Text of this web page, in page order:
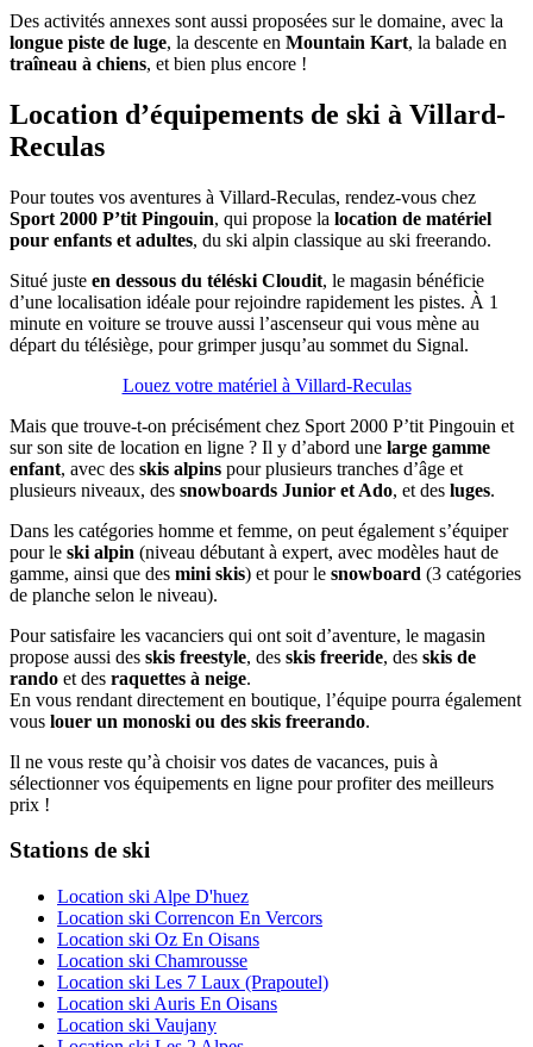
Des activités annexes sont aussi proposées sur le domaine, avec la
longue piste de luge, la descente en Mountain Kart, la balade en
traîneau à chiens, et bien plus encore !
Location d’équipements de ski à Villard-
Reculas
Pour toutes vos aventures à Villard-Reculas, rendez-vous chez
Sport 2000 P’tit Pingouin, qui propose la location de matériel
pour enfants et adultes, du ski alpin classique au ski freerando.
Situé juste en dessous du téléski Cloudit, le magasin bénéficie
d’une localisation idéale pour rejoindre rapidement les pistes. À 1
minute en voiture se trouve aussi l’ascenseur qui vous mène au
départ du télésiège, pour grimper jusqu’au sommet du Signal.
Louez votre matériel à Villard-Reculas
Mais que trouve-t-on précisément chez Sport 2000 P’tit Pingouin et
sur son site de location en ligne ? Il y d’abord une large gamme
enfant, avec des skis alpins pour plusieurs tranches d’âge et
plusieurs niveaux, des snowboards Junior et Ado, et des luges.
Dans les catégories homme et femme, on peut également s’équiper
pour le ski alpin (niveau débutant à expert, avec modèles haut de
gamme, ainsi que des mini skis) et pour le snowboard (3 catégories
de planche selon le niveau).
Pour satisfaire les vacanciers qui ont soit d’aventure, le magasin
propose aussi des skis freestyle, des skis freeride, des skis de
rando et des raquettes à neige.
En vous rendant directement en boutique, l’équipe pourra également
vous louer un monoski ou des skis freerando.
Il ne vous reste qu’à choisir vos dates de vacances, puis à
sélectionner vos équipements en ligne pour profiter des meilleurs
prix !
Stations de ski
Location ski Alpe D'huez
Location ski Correncon En Vercors
Location ski Oz En Oisans
Location ski Chamrousse
Location ski Les 7 Laux (Prapoutel)
Location ski Auris En Oisans
Location ski Vaujany